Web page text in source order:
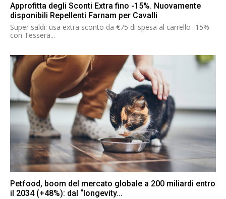
Approfitta degli Sconti Extra fino -15%. Nuovamente
disponibili Repellenti Farnam per Cavalli
Super saldi: usa extra sconto da €75 di spesa al carrello -15%
con Tessera...
Petfood, boom del mercato globale a 200 miliardi entro
il 2034 (+48%): dal “longevity...